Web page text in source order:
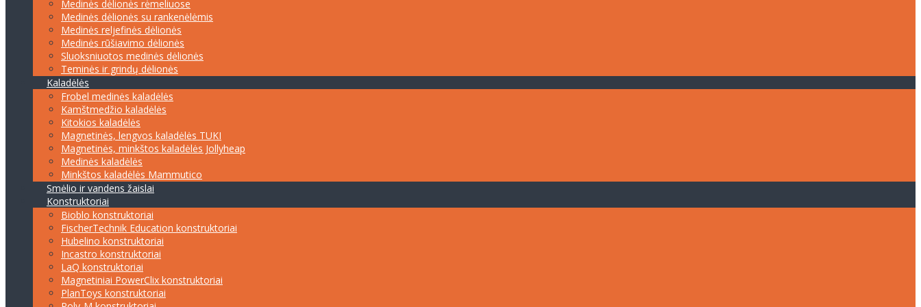
Medinės dėlionės rėmeliuose
Medinės dėlionės su rankenėlėmis
Medinės reljefinės dėlionės
Medinės rūšiavimo dėlionės
Sluoksniuotos medinės dėlionės
Teminės ir grindų dėlionės
Kaladėlės
Frobel medinės kaladėlės
Kamštmedžio kaladėlės
Kitokios kaladėlės
Magnetinės, lengvos kaladėlės TUKI
Magnetinės, minkštos kaladėlės Jollyheap
Medinės kaladėlės
Minkštos kaladėlės Mammutico
Smėlio ir vandens žaislai
Konstruktoriai
Bioblo konstruktoriai
FischerTechnik Education konstruktoriai
Hubelino konstruktoriai
Incastro konstruktoriai
LaQ konstruktoriai
Magnetiniai PowerClix konstruktoriai
PlanToys konstruktoriai